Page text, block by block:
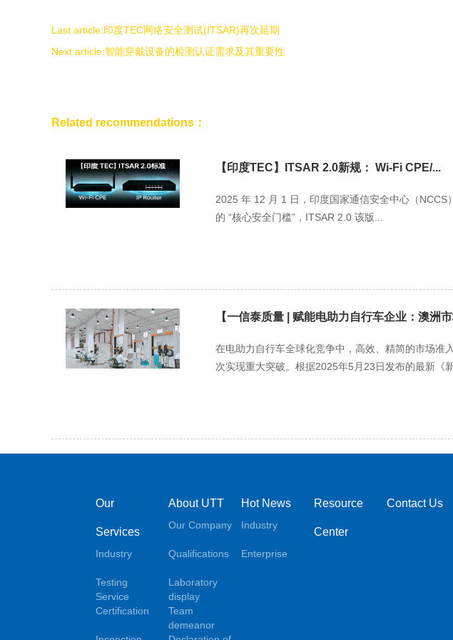
Last article:印度TEC网络安全测试(ITSAR)再次延期
Next article:智能穿戴设备的检测认证需求及其重要性
Related recommendations：
【印度TEC】ITSAR 2.0新规： Wi-Fi CPE/...
2025 年 12 月 1 日，印度国家通信安全中心（
的 “核心安全门槛”，ITSAR 2.0 该版...
【一信泰质量 | 赋能电助力自行车企业：澳洲
在电助力自行车全球化竞争中，高效、精简的市场准
次实现重大突破。根据2025年5月23日发布的最新《
Our
Services
Industry
Testing
Service
Certification
About UTT
Our Company
Qualifications
Laboratory
display
Team
demeanor
Hot News
Industry
Enterprise
Resource
Center
Contact Us